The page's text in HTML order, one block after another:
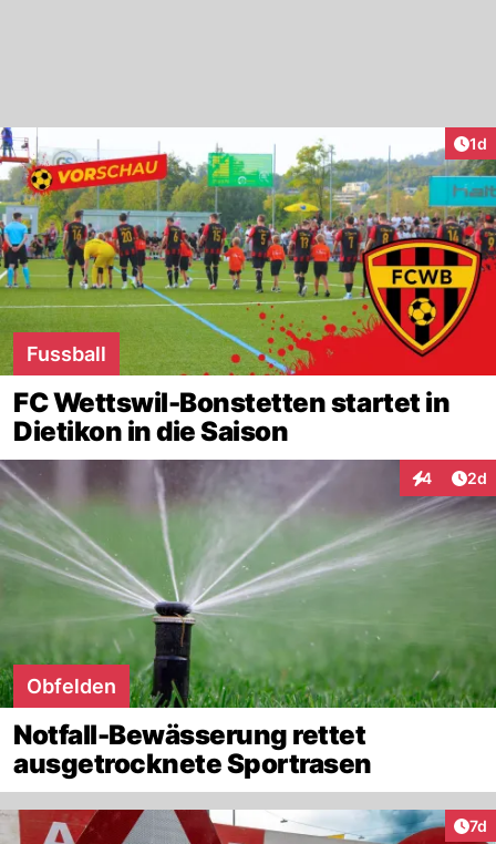
1d
Fussball
FC Wettswil-Bonstetten startet in
Dietikon in die Saison
4 2d
Obfelden
Notfall-Bewässerung rettet
ausgetrocknete Sportrasen
7d